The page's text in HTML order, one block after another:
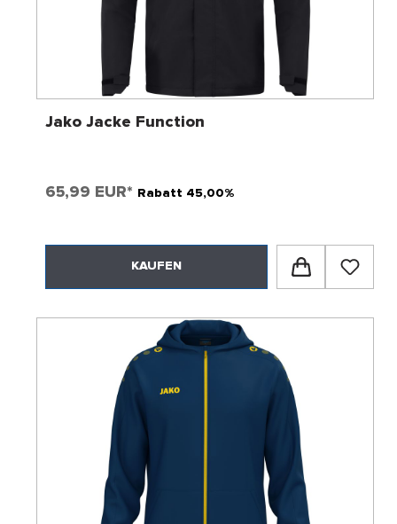
Jako Jacke Function
65,99 EUR* Rabatt 45,00%
KAUFEN